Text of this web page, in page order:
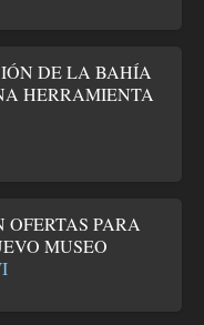
DE LA BAHÍA
HERRAMIENTA
OFERTAS PARA
MUSEO